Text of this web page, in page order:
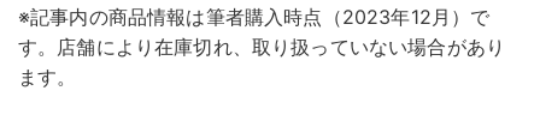
※記事内の商品情報は筆者購入時点（2023年12月）で
す。店舗により在庫切れ、取り扱っていない場合があり
ます。